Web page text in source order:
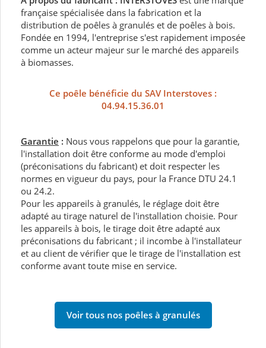
française spécialisée dans la fabrication et la
distribution de poêles à granulés et de poêles à bois.
Fondée en 1994, l'entreprise s'est rapidement imposée
comme un acteur majeur sur le marché des appareils
à biomasses.
Ce poêle bénéficie du SAV Interstoves :
04.94.15.36.01
Garantie : Nous vous rappelons que pour la garantie,
l'installation doit être conforme au mode d'emploi
(préconisations du fabricant) et doit respecter les
normes en vigueur du pays, pour la France DTU 24.1
ou 24.2.
Pour les appareils à granulés, le réglage doit être
adapté au tirage naturel de l'installation choisie. Pour
les appareils à bois, le tirage doit être adapté aux
préconisations du fabricant ; il incombe à l'installateur
et au client de vérifier que le tirage de l'installation est
conforme avant toute mise en service.
Voir tous nos poêles à granulés